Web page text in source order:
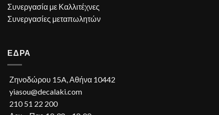
Συνεργασία με Καλλιτέχνες
Συνεργασίες μεταπωλητών
ΕΔΡΑ
Ζηνοδώρου 15A, Αθήνα 10442
yiasou@decalaki.com
210 51 22 200